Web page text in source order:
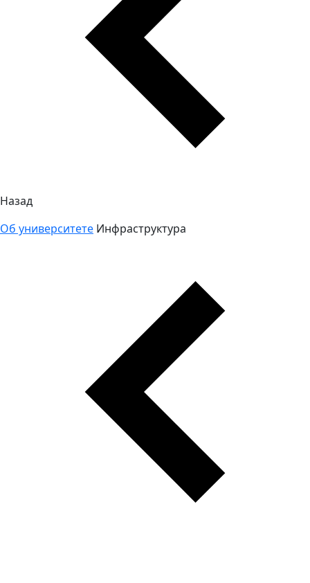
Назад
Об университете Инфраструктура